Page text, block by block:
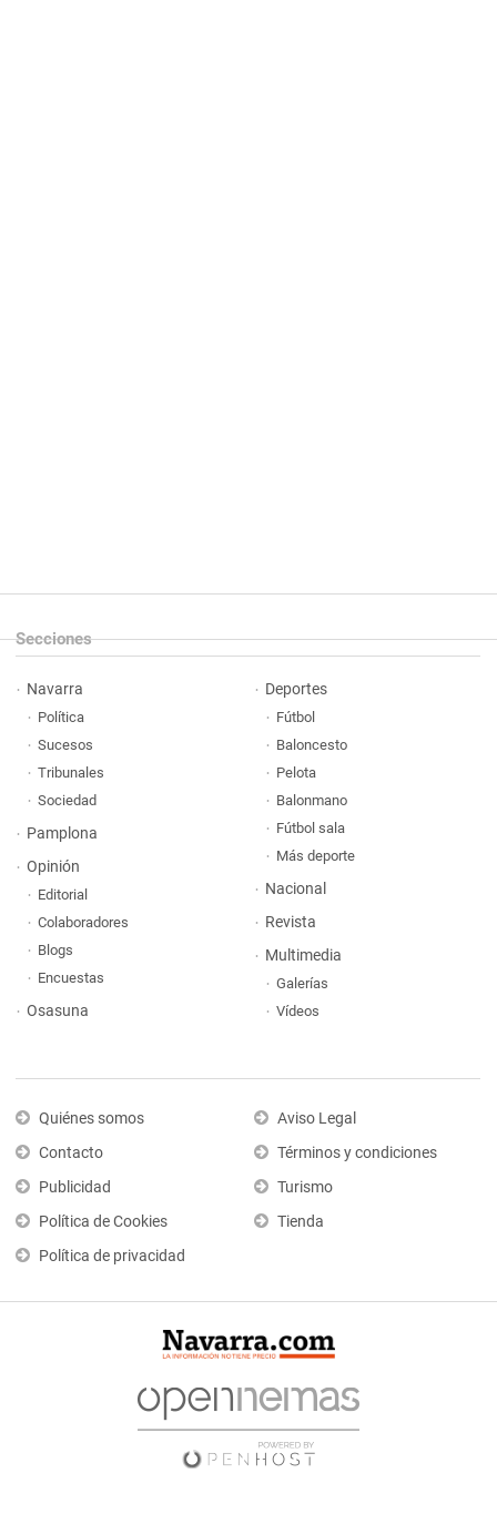
Secciones
Navarra
Política
Sucesos
Tribunales
Sociedad
Pamplona
Opinión
Editorial
Colaboradores
Blogs
Encuestas
Osasuna
Deportes
Fútbol
Baloncesto
Pelota
Balonmano
Fútbol sala
Más deporte
Nacional
Revista
Multimedia
Galerías
Vídeos
Quiénes somos
Contacto
Publicidad
Política de Cookies
Política de privacidad
Aviso Legal
Términos y condiciones
Turismo
Tienda